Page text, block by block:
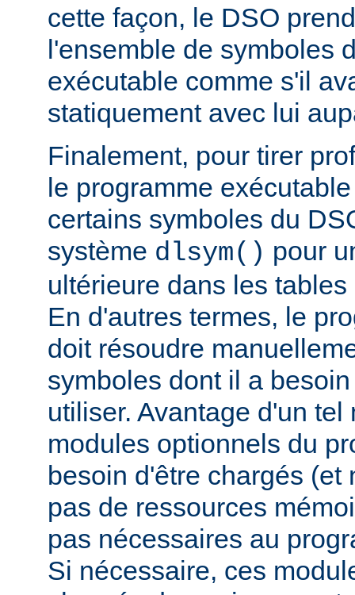
cette façon, le DSO
l'ensemble de symboles
exécutable comme s'il
statiquement avec lui
Finalement, pour tirer
le programme
certains symboles du
système dlsym() pour
ultérieure dans les
En d'autres termes, le
doit résoudre
symboles dont il a
utiliser. Avantage d'un
modules optionnels du
besoin d'être chargés (et
pas de ressources
pas nécessaires au
Si nécessaire, ces